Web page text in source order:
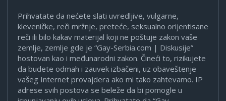
Prihvatate da nećete slati uvredljive, vulgarne,
kleveničke, reči mržnje, preteće, seksualno orijentisane
reči ili bilo kakav materijal koji ne poštuje zakon vaše
zemlje, zemlje gde je “Gay-Serbia.com | Diskusije”
hostovan kao i međunarodni zakon. Čineći to, rizikujete
da budete odmah i zauvek izbačeni, uz obaveštenje
vašeg Internet provajdera ako mi tako zahtevamo. IP
adrese svih postova se beleže da bi pomogle u